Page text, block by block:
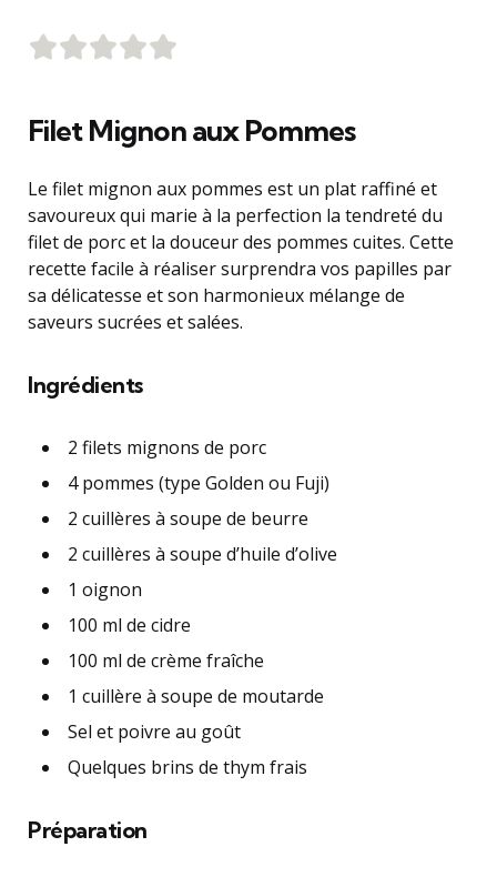
Filet Mignon aux Pommes
Le filet mignon aux pommes est un plat raffiné et
savoureux qui marie à la perfection la tendreté du
filet de porc et la douceur des pommes cuites. Cette
recette facile à réaliser surprendra vos papilles par
sa délicatesse et son harmonieux mélange de
saveurs sucrées et salées.
Ingrédients
2 filets mignons de porc
4 pommes (type Golden ou Fuji)
2 cuillères à soupe de beurre
2 cuillères à soupe d’huile d’olive
1 oignon
100 ml de cidre
100 ml de crème fraîche
1 cuillère à soupe de moutarde
Sel et poivre au goût
Quelques brins de thym frais
Préparation